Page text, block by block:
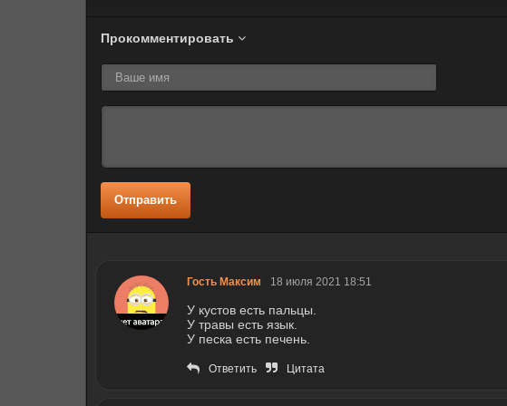
Прокомментировать
Отправить
Гость Максим 18 июля 2021 18:51
У кустов есть пальцы.
У травы есть язык.
У песка есть печень.
Ответить Цитата